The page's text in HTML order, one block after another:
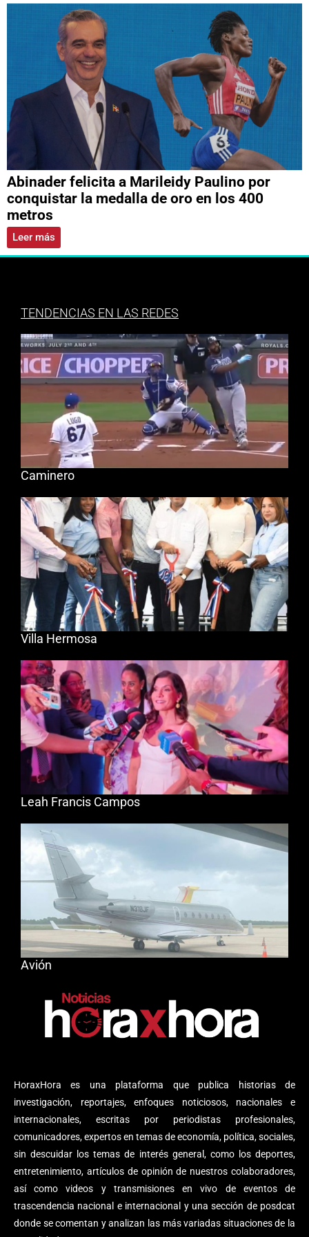
Abinader felicita a Marileidy Paulino por
conquistar la medalla de oro en los 400
metros
Leer más
HoraxHora es una plataforma que publica historias de
investigación, reportajes, enfoques noticiosos, nacionales e
internacionales, escritas por periodistas profesionales,
comunicadores, expertos en temas de economía, política, sociales,
sin descuidar los temas de interés general, como los deportes,
entretenimiento, artículos de opinión de nuestros colaboradores,
así como videos y transmisiones en vivo de eventos de
trascendencia nacional e internacional y una sección de posdcat
donde se comentan y analizan las más variadas situaciones de la
TENDENCIAS EN LAS REDES
Caminero
Villa Hermosa
Leah Francis Campos
Avión